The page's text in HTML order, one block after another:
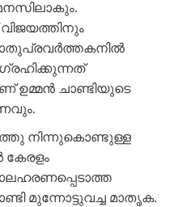
ഉമ്മൻ ചാണ്ടിയുടെ
നിന്നുകൊണ്ടുള്ള
മുന്നോട്ടുവച്ച മാതൃക.